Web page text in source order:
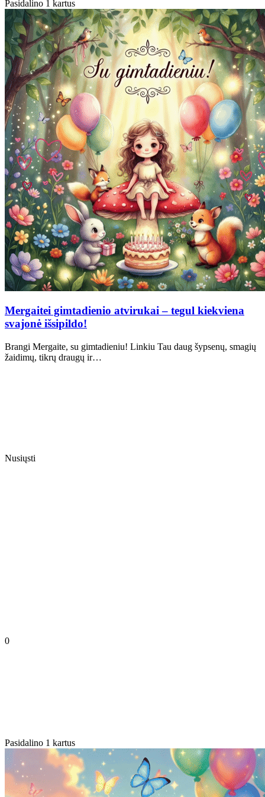
Pasidalino 1 kartus
Mergaitei gimtadienio atvirukai – tegul kiekviena
svajonė išsipildo!
Brangi Mergaite, su gimtadieniu! Linkiu Tau daug šypsenų, smagių
žaidimų, tikrų draugų ir…
Nusiųsti
0
Pasidalino 1 kartus